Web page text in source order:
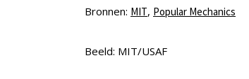
Bronnen: MIT, Popular Mechanics
Beeld: MIT/USAF